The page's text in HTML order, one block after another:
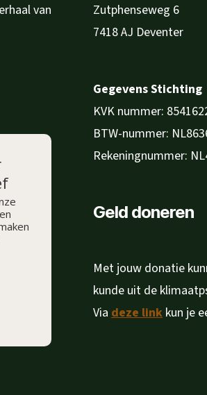
van
Zutphenseweg 6
7418 AJ Deventer
Gegevens Stichting
KVK nummer:
BTW-nummer:
Rekeningnummer:
Geld doneren
Met jouw donatie
kunde uit de
Via deze link kun je